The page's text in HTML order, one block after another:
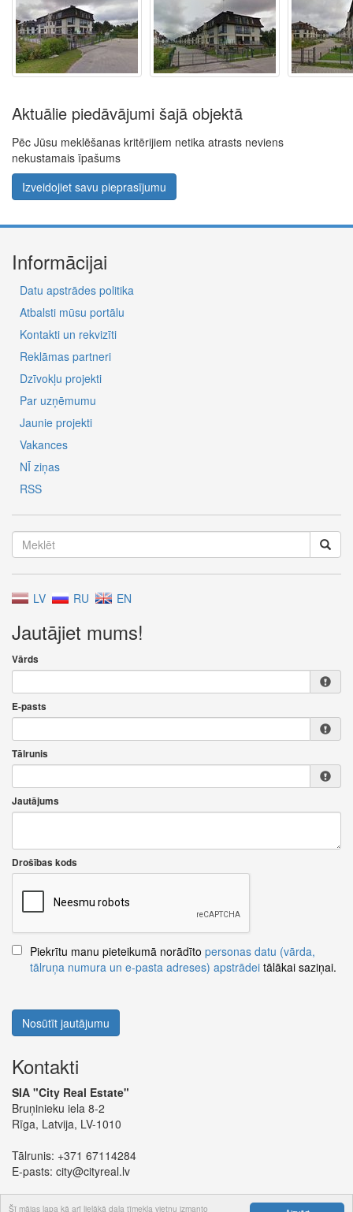
Šī mājas lapa kā arī lielākā daļa tīmekļa vietņu izmanto
Aktuālie piedāvājumi šajā objektā
Pēc Jūsu meklēšanas kritērijiem netika atrasts neviens
nekustamais īpašums
Izveidojiet savu pieprasījumu
Informācijai
Datu apstrādes politika
Atbalsti mūsu portālu
Kontakti un rekvizīti
Reklāmas partneri
Dzīvokļu projekti
Par uzņēmumu
Jaunie projekti
Vakances
NĪ ziņas
RSS
LV RU EN
Jautājiet mums!
Vārds
E-pasts
Tālrunis
Jautājums
Drošības kods
Piekrītu manu pieteikumā norādīto personas datu (vārda,
tālruņa numura un e-pasta adreses) apstrādei tālākai saziņai.
Nosūtīt jautājumu
Kontakti
SIA "City Real Estate"
Bruņinieku iela 8-2
Rīga, Latvija, LV-1010
Tālrunis: +371 67114284
E-pasts: city@cityreal.lv